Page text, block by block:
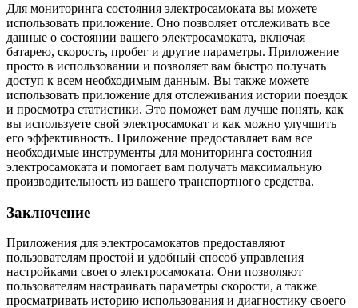
Для мониторинга состояния электросамоката вы можете
использовать приложение. Оно позволяет отслеживать все
данные о состоянии вашего электросамоката, включая
батарею, скорость, пробег и другие параметры. Приложение
просто в использовании и позволяет вам быстро получать
доступ к всем необходимым данным. Вы также можете
использовать приложение для отслеживания истории поездок
и просмотра статистики. Это поможет вам лучше понять, как
вы используете свой электросамокат и как можно улучшить
его эффективность. Приложение предоставляет вам все
необходимые инструменты для мониторинга состояния
электросамоката и помогает вам получать максимальную
производительность из вашего транспортного средства.
Заключение
Приложения для электросамокатов предоставляют
пользователям простой и удобный способ управления
настройками своего электросамоката. Они позволяют
пользователям настраивать параметры скорости, а также
просматривать историю использования и диагностику своего